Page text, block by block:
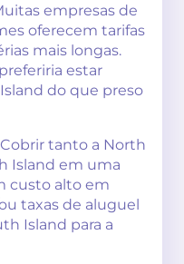
empresas de
oferecem tarifas
mais longas.
estar
do que preso
Cobrir tanto a North
Island em uma
custo alto em
taxas de aluguel
Island para a